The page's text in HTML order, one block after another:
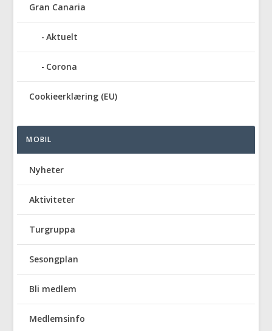
Gran Canaria
Aktuelt
Corona
Cookieerklæring (EU)
MOBIL
Nyheter
Aktiviteter
Turgruppa
Sesongplan
Bli medlem
Medlemsinfo